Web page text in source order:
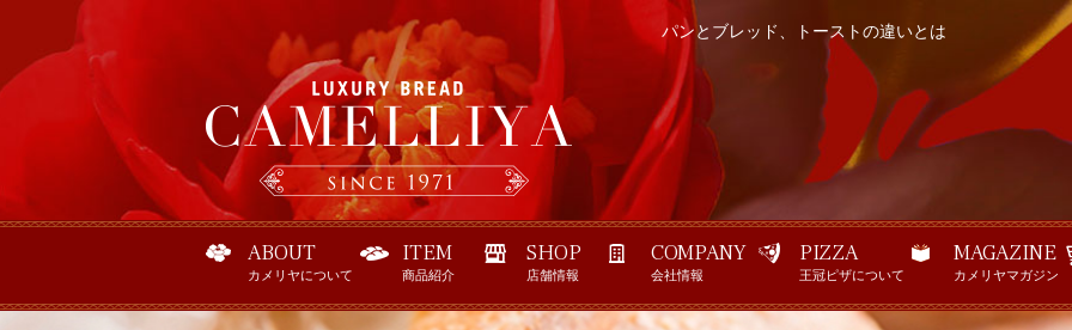
パンとブレッド、トーストの違いとは
ABOUT
カメリヤについて
ITEM
商品紹介
SHOP
店舗情報
COMPANY
会社情報
PIZZA
王冠ピザについて
MAGAZINE
カメリヤマガジン